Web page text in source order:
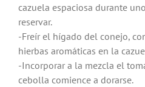
cazuela espaciosa durante
reservar.
-Freír el hígado del conejo,
hierbas aromáticas en la
-Incorporar a la mezcla el
cebolla comience a dorarse.